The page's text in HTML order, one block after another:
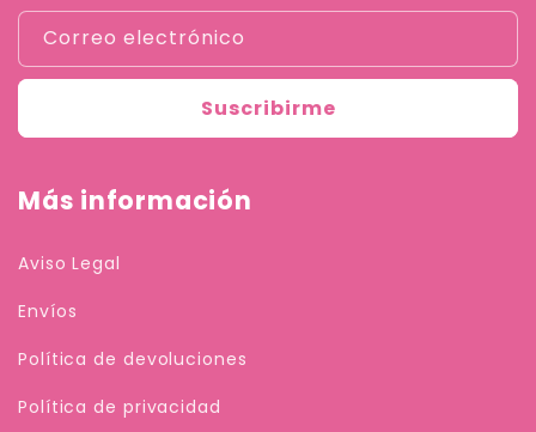
Correo electrónico
Suscribirme
Más información
Aviso Legal
Envíos
Política de devoluciones
Política de privacidad